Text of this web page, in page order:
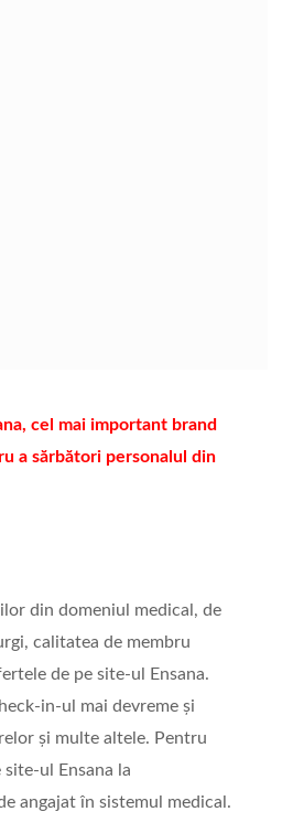
cel mai important brand
a sărbători personalul din
din domeniul medical, de
calitatea de membru
de pe site-ul Ensana.
in-ul mai devreme și
și multe altele. Pentru
ul Ensana la
angajat în sistemul medical.